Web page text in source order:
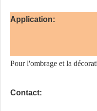
Pour l'ombrage et la
Contact: